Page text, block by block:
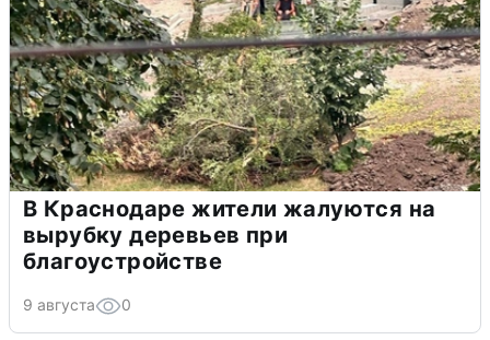
В Краснодаре жители жалуются на
вырубку деревьев при
благоустройстве
9 августа 0